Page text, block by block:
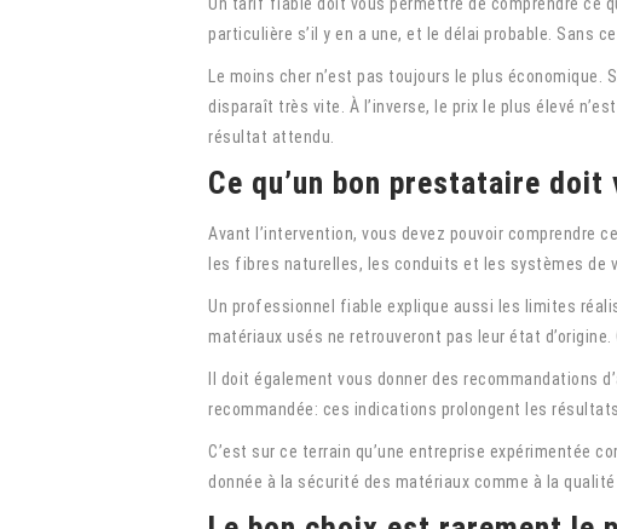
Un tarif fiable doit vous permettre de comprendre ce
particulière s’il y en a une, et le délai probable. Sans
Le moins cher n’est pas toujours le plus
disparaît très vite. À l’inverse, le prix le plus élevé
résultat attendu.
Ce qu’un bon prestataire
Avant l’intervention, vous devez pouvoir comprendre
les fibres naturelles, les conduits et les systèmes de
Un professionnel fiable explique aussi les limites
matériaux usés ne retrouveront pas leur état
Il doit également vous donner des recommandations
recommandée: ces indications prolongent les
C’est sur ce terrain qu’une entreprise expérimentée
donnée à la sécurité des matériaux comme à la qualité